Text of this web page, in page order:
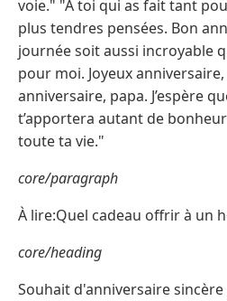
voie." "À toi qui as fait tant
plus tendres pensées. Bon
journée soit aussi incroyable
pour moi. Joyeux
anniversaire, papa. J’espère
t’apportera autant de
toute ta vie."
core/paragraph
À lire:Quel cadeau offrir à un
core/heading
Souhait d'anniversaire